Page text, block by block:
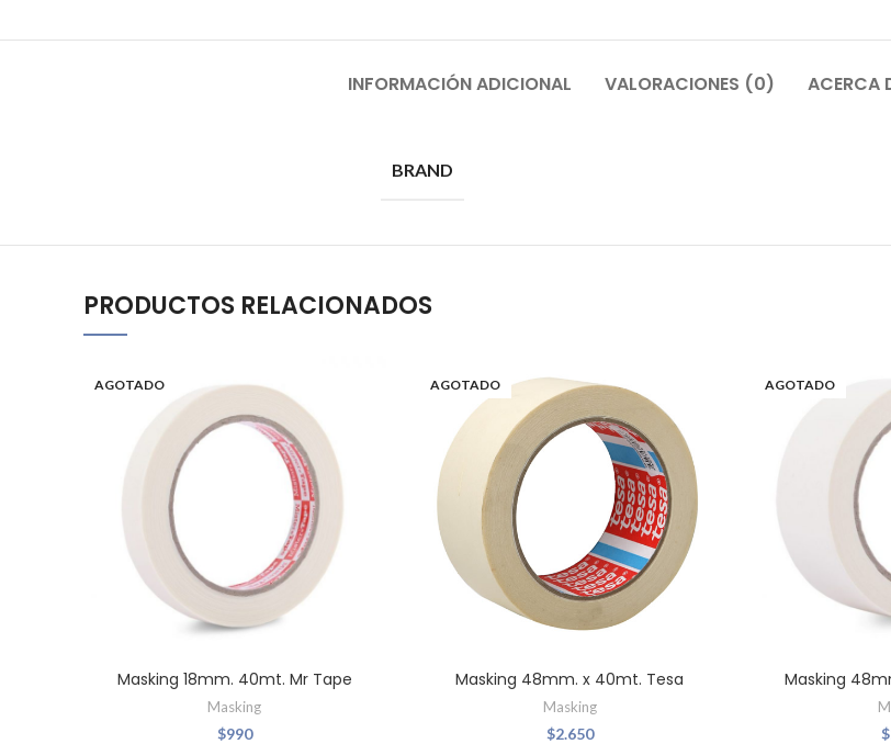
INFORMACIÓN ADICIONAL VALORACIONES (0) ACERCA
BRAND
PRODUCTOS RELACIONADOS
AGOTADO
Masking 18mm. 40mt. Mr Tape
Masking
$990
AGOTADO
Masking 48mm. x 40mt. Tesa
Masking
$2.650
AGOTADO
Masking
$